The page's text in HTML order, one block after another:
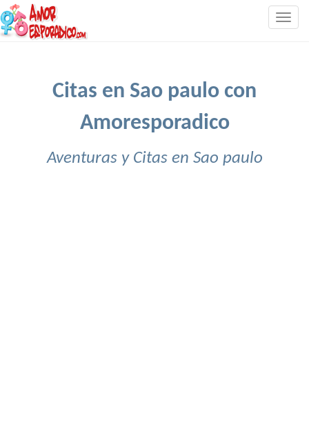
Citas en Sao paulo con
Amoresporadico
Aventuras y Citas en Sao paulo